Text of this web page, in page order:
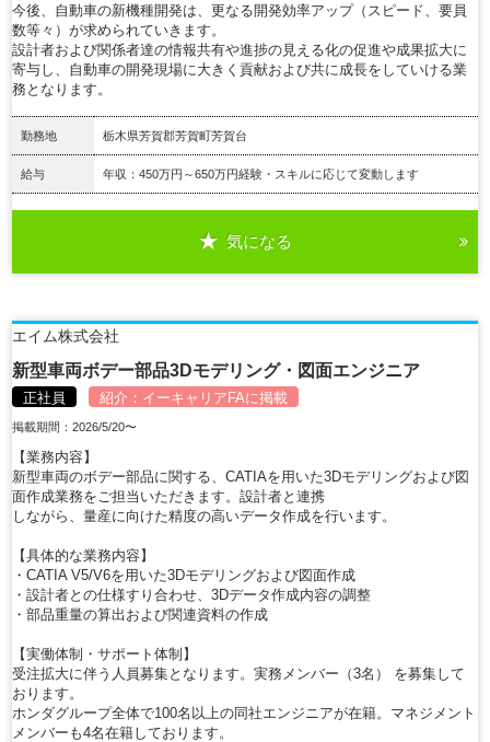
今後、自動車の新機種開発は、更なる開発効率アップ（スピード、要員
数等々）が求められていきます。
設計者および関係者達の情報共有や進捗の見える化の促進や成果拡大に
寄与し、自動車の開発現場に大きく貢献および共に成長をしていける業
務となります。
勤務地 栃木県芳賀郡芳賀町芳賀台
給与 年収：450万円～650万円経験・スキルに応じて変動します
気になる
エイム株式会社
新型車両ボデー部品3Dモデリング・図面エンジニア
正社員 紹介： イーキャリアFAに掲載
掲載期間：2026/5/20〜
【業務内容】
新型車両のボデー部品に関する、CATIAを用いた3Dモデリングおよび図
面作成業務をご担当いただきます。設計者と連携
しながら、量産に向けた精度の高いデータ作成を行います。
【具体的な業務内容】
・CATIA V5/V6を用いた3Dモデリングおよび図面作成
・設計者との仕様すり合わせ、3Dデータ作成内容の調整
・部品重量の算出および関連資料の作成
【実働体制・サポート体制】
受注拡大に伴う人員募集となります。実務メンバー（3名） を募集して
おります。
ホンダグループ全体で100名以上の同社エンジニアが在籍。マネジメント
メンバーも4名在籍しております。